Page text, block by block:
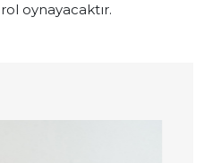
oynayacaktır.